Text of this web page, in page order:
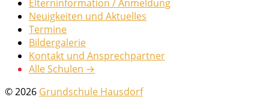
Elterninformation / Anmeldung
Neuigkeiten und Aktuelles
Termine
Bildergalerie
Kontakt und Ansprechpartner
Alle Schulen →
© 2026 Grundschule Hausdorf